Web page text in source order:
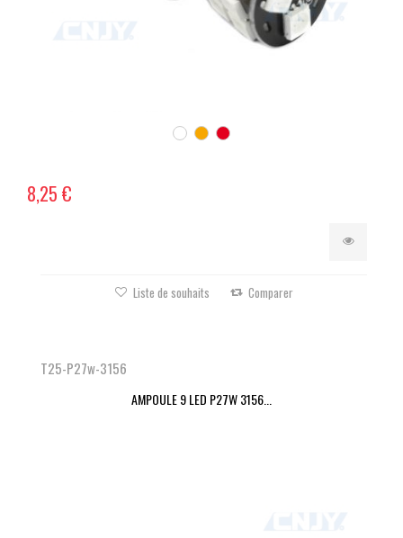
8,25 €
Liste de souhaits Comparer
T25-P27w-3156
AMPOULE 9 LED P27W 3156...